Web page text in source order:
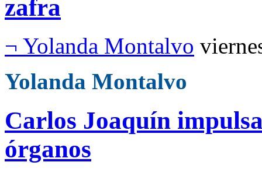
zafra
¬ Yolanda Montalvo
Yolanda Montalvo
Carlos Joaquín
órganos